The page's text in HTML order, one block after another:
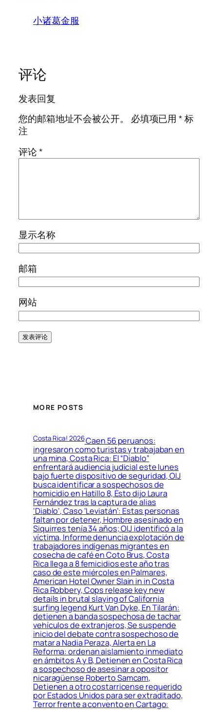
小诸葛金服
评论
发表回复
您的邮箱地址不会被公开。
必填项已用*标
注
评论*
显示名称
邮箱
网站
MORE POSTS
Costa Rica! 2026Caen 56 peruanos:
ingresaron como turistas y trabajaban en
una mina, Costa Rica: El “Diablo”
enfrentará audiencia judicial este lunes
bajo fuerte dispositivo de seguridad, OIJ
busca identificar a sospechosos de
homicidio en Hatillo 8, Esto dijo Laura
Fernández tras la captura de alias
‘Diablo’, Caso ‘Leviatán’: Estas personas
faltan por detener, Hombre asesinado en
Siquirres tenía 34 años; OIJ identificó a la
víctima, Informe denuncia explotación de
trabajadores indígenas migrantes en
cosecha de café en Coto Brus, Costa
Rica llega a 8 femicidios este año tras
caso de este miércoles en Palmares,
American Hotel Owner Slain in in Costa
Rica Robbery, Cops release key new
details in brutal slaying of California
surfing legend Kurt Van Dyke, En Tilarán:
detienen a banda sospechosa de tachar
vehículos de extranjeros, Se suspende
inicio del debate contra sospechoso de
matar a Nadia Peraza, Alerta en La
Reforma: ordenan aislamiento inmediato
en ámbitos A y B, Detienen en Costa Rica
a sospechoso de asesinar a opositor
nicaragüense Roberto Samcam,
Detienen a otro costarricense requerido
por Estados Unidos para ser extraditado,
Terror frente a convento en Cartago: